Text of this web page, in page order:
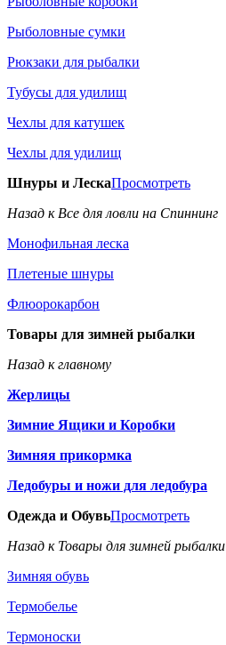
Рыболовные сумки
Рюкзаки для рыбалки
Тубусы для удилищ
Чехлы для катушек
Чехлы для удилищ
Шнуры и ЛескаПросмотреть
Назад к Все для ловли на Спиннинг
Монофильная леска
Плетеные шнуры
Флюорокарбон
Товары для зимней рыбалки
Назад к главному
Жерлицы
Зимние Ящики и Коробки
Зимняя прикормка
Ледобуры и ножи для ледобура
Одежда и ОбувьПросмотреть
Назад к Товары для зимней рыбалки
Зимняя обувь
Термобелье
Термоноски